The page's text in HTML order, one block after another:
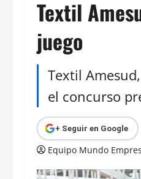
Textil
juego
Textil
el concurso
+ Seguir en Google
Equipo Mundo